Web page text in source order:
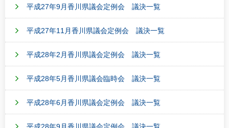
平成27年9月香川県議会定例会 議決一覧
平成27年11月香川県議会定例会 議決一覧
平成28年2月香川県議会定例会 議決一覧
平成28年5月香川県議会臨時会 議決一覧
平成28年6月香川県議会定例会 議決一覧